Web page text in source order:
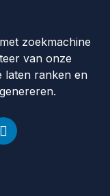
zoekmachine
van onze
laten ranken en